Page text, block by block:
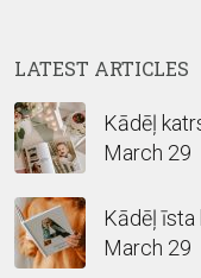
LATEST ARTICLES
Kādēļ
March 29
Kādēļ īsta
March 29